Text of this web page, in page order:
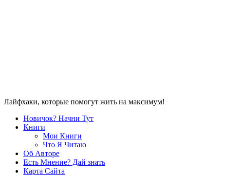
Лайфхаки, которые помогут жить на максимум!
Новичок? Начни Тут
Книги
Мои Книги
Что Я Читаю
Об Авторе
Есть Мнение? Дай знать
Карта Сайта